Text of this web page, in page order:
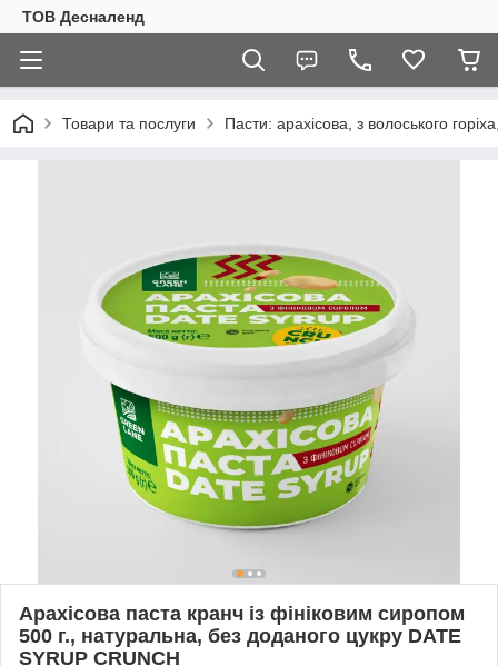
ТОВ Десналенд
Товари та послуги Пасти: арахісова, з волоського
Арахісова паста кранч із фініковим сиропом
500 г., натуральна, без доданого цукру DATE
SYRUP CRUNCH